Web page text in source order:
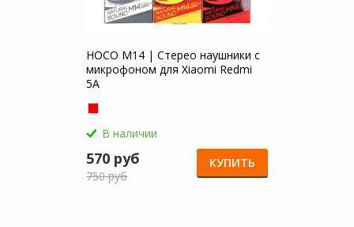
HOCO M14 | Стерео наушники с
микрофоном для Xiaomi Redmi
5A
В наличии
570 руб
750 руб
КУПИТЬ